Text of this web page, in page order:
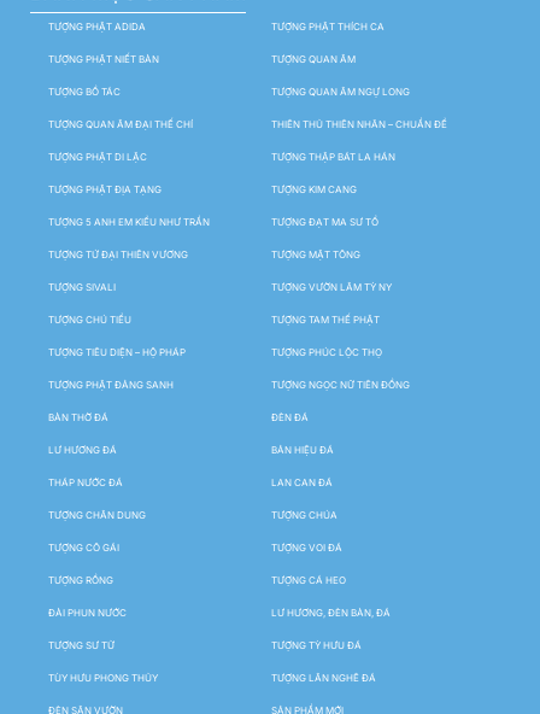
TƯỢNG PHẬT ADIDA TƯỢNG PHẬT THÍCH CA
TƯỢNG PHẬT NIẾT BÀN TƯỢNG QUAN ÂM
TƯỢNG BỒ TÁC TƯỢNG QUAN ÂM NGỰ LONG
TƯỢNG QUAN ÂM ĐẠI THẾ CHÍ THIÊN THỦ THIÊN NHÃN – CHUẨN ĐỀ
TƯỢNG PHẬT DI LẶC TƯỢNG THẬP BÁT LA HÁN
TƯỢNG PHẬT ĐỊA TẠNG TƯỢNG KIM CANG
TƯỢNG 5 ANH EM KIỀU NHƯ TRẦN TƯỢNG ĐẠT MA SƯ TỔ
TƯỢNG TỨ ĐẠI THIÊN VƯƠNG TƯỢNG MẬT TÔNG
TƯỢNG SIVALI TƯỢNG VƯỜN LÂM TỲ NY
TƯỢNG CHÚ TIỂU TƯỢNG TAM THẾ PHẬT
TƯỢNG TIÊU DIỆN – HỘ PHÁP TƯỢNG PHÚC LỘC THỌ
TƯỢNG PHẬT ĐẢNG SANH TƯỢNG NGỌC NỮ TIÊN ĐỒNG
BÀN THỜ ĐÁ ĐÈN ĐÁ
LƯ HƯƠNG ĐÁ BẢN HIỆU ĐÁ
THÁP NƯỚC ĐÁ LAN CAN ĐÁ
TƯỢNG CHÂN DUNG TƯỢNG CHÚA
TƯỢNG CÔ GÁI TƯỢNG VOI ĐÁ
TƯỢNG RỒNG TƯỢNG CÁ HEO
ĐÀI PHUN NƯỚC LƯ HƯƠNG, ĐÈN BÀN, ĐÁ
TƯỢNG SƯ TỬ TƯỢNG TỲ HƯU ĐÁ
TÙY HƯU PHONG THỦY TƯỢNG LÂN NGHÊ ĐÁ
ĐÈN SÂN VƯỜN SẢN PHẨM MỚI